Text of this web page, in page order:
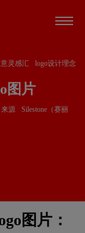
灵感汇
logo设计理念
图片
来源
Silestone（赛丽
图片：